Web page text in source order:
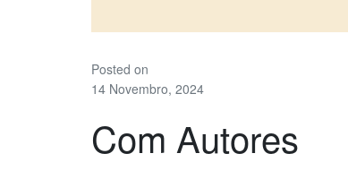
Posted on
14 Novembro, 2024
Com Autores